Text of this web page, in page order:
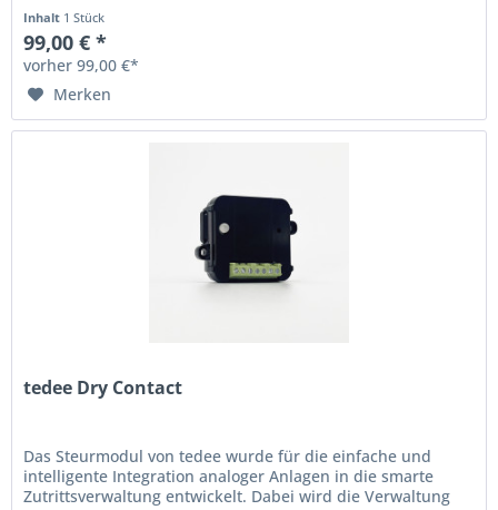
Inhalt 1 Stück
99,00 € *
vorher 99,00 €*
Merken
tedee Dry Contact
Das Steurmodul von tedee wurde für die einfache und
intelligente Integration analoger Anlagen in die smarte
Zutrittsverwaltung entwickelt. Dabei wird die Verwaltung